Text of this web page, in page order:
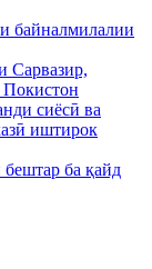
байналмилалии
Сарвазир,
сиёсӣ ва
иштирок
ба қайд